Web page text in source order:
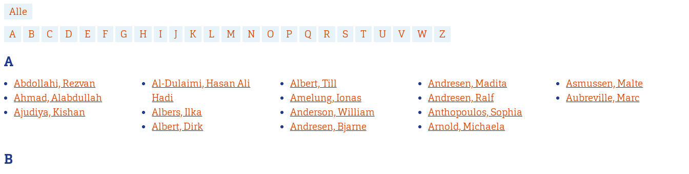
Alle
A
B C D E F G H I J K L M N O P Q R S T U V W Z
A
Abdollahi, Rezvan
Ahmad, Alabdullah
Ajudiya, Kishan
Al-Dulaimi, Hasan Ali
Hadi
Albers, Ilka
Albert, Dirk
Albert, Till
Amelung, Ionas
Anderson, William
Andresen, Bjarne
Andresen, Madita
Andresen, Ralf
Anthopoulos, Sophia
Arnold, Michaela
Asmussen, Malte
Aubreville, Marc
B